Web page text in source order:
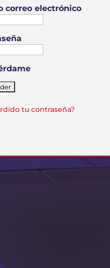
correo electrónico
tu contraseña?